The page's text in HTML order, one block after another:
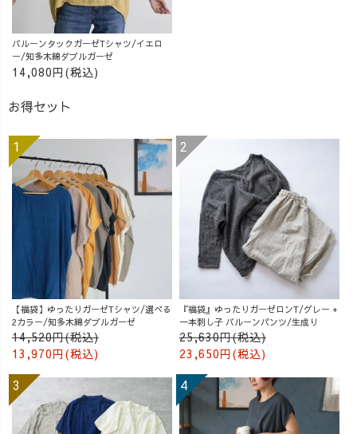
バルーンタックガーゼTシャツ/イエロ
ー/知多木綿ダブルガーゼ
14,080円(税込)
お得セット
【福袋】ゆったりガーゼTシャツ/選べる
2カラー/知多木綿ダブルガーゼ
14,520円(税込)
13,970円(税込)
『福袋』ゆったりガーゼロンT/グレー +
一本刺し子 バルーンパンツ/生成り
25,630円(税込)
23,650円(税込)